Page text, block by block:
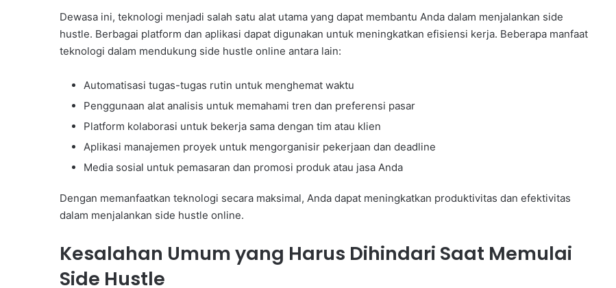
Dewasa ini, teknologi menjadi salah satu alat utama yang dapat membantu Anda dalam menjalankan side
hustle. Berbagai platform dan aplikasi dapat digunakan untuk meningkatkan efisiensi kerja. Beberapa manfaat
teknologi dalam mendukung side hustle online antara lain:
Automatisasi tugas-tugas rutin untuk menghemat waktu
Penggunaan alat analisis untuk memahami tren dan preferensi pasar
Platform kolaborasi untuk bekerja sama dengan tim atau klien
Aplikasi manajemen proyek untuk mengorganisir pekerjaan dan deadline
Media sosial untuk pemasaran dan promosi produk atau jasa Anda
Dengan memanfaatkan teknologi secara maksimal, Anda dapat meningkatkan produktivitas dan efektivitas
dalam menjalankan side hustle online.
Kesalahan Umum yang Harus Dihindari Saat Memulai
Side Hustle